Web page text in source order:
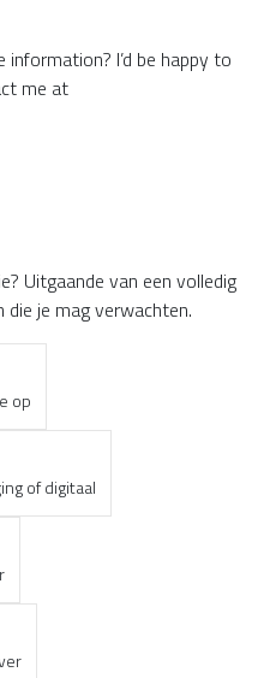
I’d be happy to
me at
Uitgaande van een volledig
je mag verwachten.
op
of digitaal